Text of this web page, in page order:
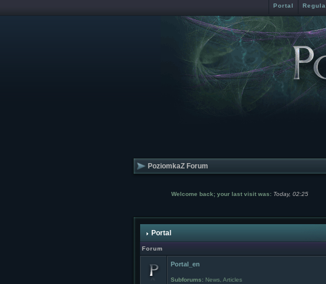
Portal
PoziomkaZ Forum
Welcome back; your last visit was: Today, 02:25
Portal
Forum
Portal_en
Subforums: News Articles